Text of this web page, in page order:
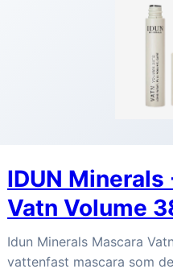
IDUN Minerals
Vatn Volume
Idun Minerals Mascara
vattenfast mascara som